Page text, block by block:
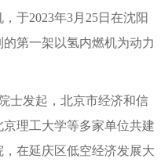
于2023年3月25日在沈阳
第一架以氢内燃机为动力
士发起，北京市经济和信
理工大学等多家单位共建
在延庆区低空经济发展大